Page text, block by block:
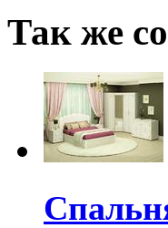
Так же